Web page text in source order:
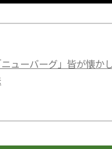
ューバーグ」皆が懐か